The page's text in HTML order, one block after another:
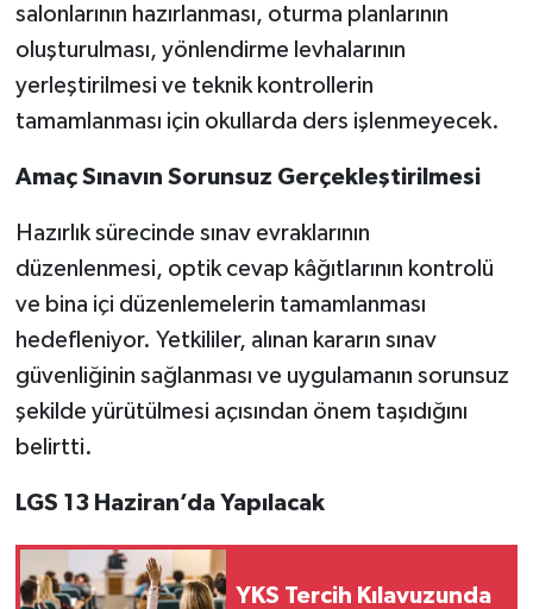
salonlarının hazırlanması, oturma planlarının
oluşturulması, yönlendirme levhalarının
yerleştirilmesi ve teknik kontrollerin
tamamlanması için okullarda ders işlenmeyecek.
Amaç Sınavın Sorunsuz Gerçekleştirilmesi
Hazırlık sürecinde sınav evraklarının
düzenlenmesi, optik cevap kâğıtlarının kontrolü
ve bina içi düzenlemelerin tamamlanması
hedefleniyor. Yetkililer, alınan kararın sınav
güvenliğinin sağlanması ve uygulamanın sorunsuz
şekilde yürütülmesi açısından önem taşıdığını
belirtti.
LGS 13 Haziran’da Yapılacak
YKS Tercih Kılavuzunda